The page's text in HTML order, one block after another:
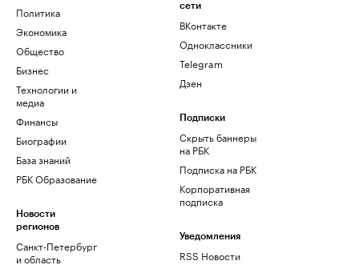
Политика
Экономика
Общество
Бизнес
Технологии и
медиа
Финансы
Биографии
База знаний
РБК Образование
Новости
регионов
Санкт-Петербург
и область
сети
ВКонтакте
Одноклассники
Telegram
Дзен
Подписки
Скрыть баннеры
на РБК
Подписка на РБК
Корпоративная
подписка
Уведомления
RSS Новости